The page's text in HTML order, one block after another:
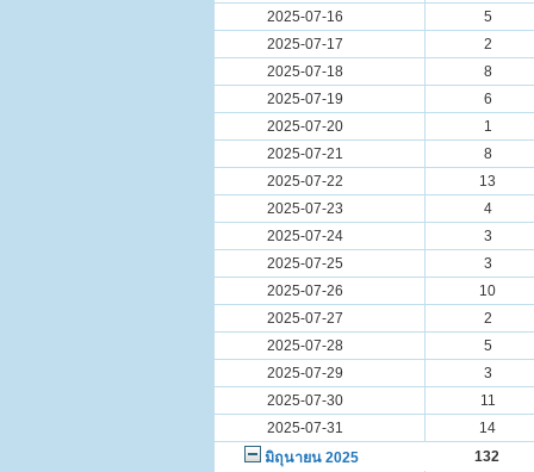
2025-07-16
5
2025-07-17
2
2025-07-18
8
2025-07-19
6
2025-07-20
1
2025-07-21
8
2025-07-22
13
2025-07-23
4
2025-07-24
3
2025-07-25
3
2025-07-26
10
2025-07-27
2
2025-07-28
5
2025-07-29
3
2025-07-30
11
2025-07-31
14
มิถุนายน 2025
132